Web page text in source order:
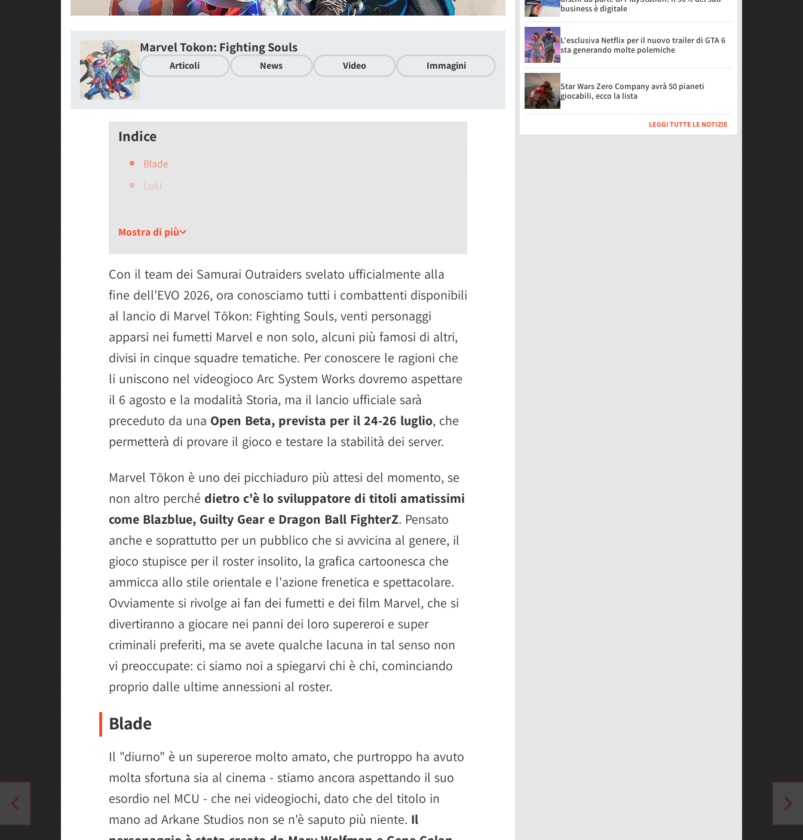
Marvel Tokon: Fighting Souls
Articoli News Video Immagini
Indice
Blade
Loki
Ghost Rider
Storm
Wolverine
Magik
Danger
Captain America
Iron Man
Black Panther
Hulk
Spider-Man
Peni Parker
Star-Lord
Ms. Marvel
Doctor Doom
Green Goblin
Carnage
Magneto
Mostra di più
Con il team dei Samurai Outraiders svelato ufficialmente alla
fine dell'EVO 2026, ora conosciamo tutti i combattenti disponibili
al lancio di Marvel Tōkon: Fighting Souls, venti personaggi
apparsi nei fumetti Marvel e non solo, alcuni più famosi di altri,
divisi in cinque squadre tematiche. Per conoscere le ragioni che
li uniscono nel videogioco Arc System Works dovremo aspettare
il 6 agosto e la modalità Storia, ma il lancio ufficiale sarà
preceduto da una Open Beta, prevista per il 24-26 luglio, che
permetterà di provare il gioco e testare la stabilità dei server.
Marvel Tōkon è uno dei picchiaduro più attesi del momento, se
non altro perché dietro c'è lo sviluppatore di titoli amatissimi
come Blazblue, Guilty Gear e Dragon Ball FighterZ. Pensato
anche e soprattutto per un pubblico che si avvicina al genere, il
gioco stupisce per il roster insolito, la grafica cartoonesca che
ammicca allo stile orientale e l'azione frenetica e spettacolare.
Ovviamente si rivolge ai fan dei fumetti e dei film Marvel, che si
divertiranno a giocare nei panni dei loro supereroi e super
criminali preferiti, ma se avete qualche lacuna in tal senso non
vi preoccupate: ci siamo noi a spiegarvi chi è chi, cominciando
proprio dalle ultime annessioni al roster.
Blade
Il "diurno" è un supereroe molto amato, che purtroppo ha avuto
molta sfortuna sia al cinema - stiamo ancora aspettando il suo
esordio nel MCU - che nei videogiochi, dato che del titolo in
mano ad Arkane Studios non se n'è saputo più niente. Il
business è digitale
L'esclusiva Netflix per il nuovo trailer di GTA 6
sta generando molte polemiche
Star Wars Zero Company avrà 50 pianeti
giocabili, ecco la lista
LEGGI TUTTE LE NOTIZIE